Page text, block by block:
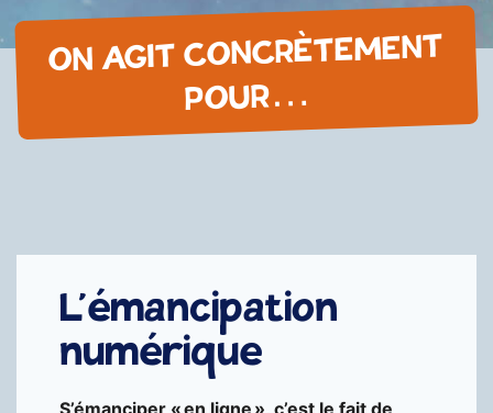
ON AGIT CONCRÈTEMENT
POUR…
L’émancipation
numérique
S’émanciper « en ligne », c’est le fait de